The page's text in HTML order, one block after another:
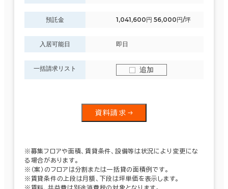
預託金 1,041,600円 56,000円/坪
入居可能日 即日
一括請求リスト 追加
資料請求
※募集フロアや面積、賃貸条件、設備等は状況により変更にな
る場合があります。
※（案）のフロアは分割または一括貸の面積例です。
※賃貸条件の上段は月額、下段は坪単価を表示します。
※賃料、共益費は別途消費税の対象となります。